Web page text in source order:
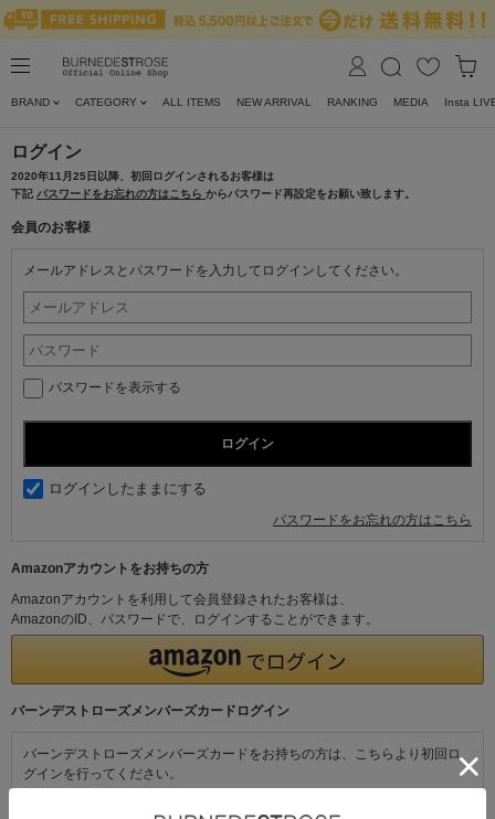
BRAND CATEGORY ALL ITEMS NEW ARRIVAL RANKING MEDIA Insta
ログイン
2020年11月25日以降、初回ログインされるお客様は
下記 パスワードをお忘れの方はこちら からパスワード再設定をお願い致します。
会員のお客様
メールアドレスとパスワードを入力してログインしてください。
パスワードを表示する
ログインしたままにする
パスワードをお忘れの方はこちら
Amazonアカウントをお持ちの方
Amazonアカウントを利用して会員登録されたお客様は、
AmazonのID、パスワードで、ログインすることができます。
バーンデストローズメンバーズカードログイン
バーンデストローズメンバーズカードをお持ちの方は、こちらより初回ロ
グインを行ってください。